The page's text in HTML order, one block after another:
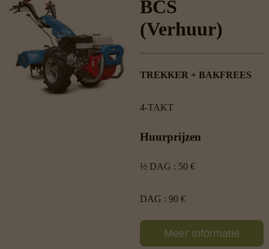
BCS
(Verhuur)
TREKKER + BAKFREES
4-TAKT
Huurprijzen
½ DAG : 50 €
DAG : 90 €
Meer Informatie